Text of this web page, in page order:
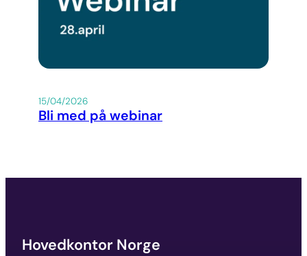
15/04/2026
Bli med på webinar
Hovedkontor Norge